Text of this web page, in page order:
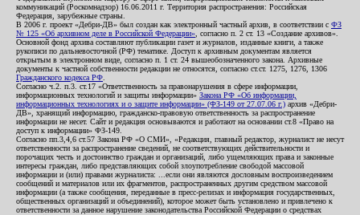
коммуникаций (Роскомнадзор) 16.06.2011 г. Территория распространения: Российская
Федерация, зарубежные страны.
В 2006 г. проект «Дебри-ДВ» был создан как электронный частный архив, в соответствии с ФЗ
№ 125 «Об архивном деле в Российской Федерации» , согласно п. 2 ст. 13 «Создание архивов».
Основной фонд архива составляют публикации газет и журналов, изданные книги, а также
рукописи по дальневосточной (РФ) тематике. Доступ к архивным документам является
открытым в электронном виде, согласно п. 1 ст. 24 вышеобозначенного закона. Архивные
документы к частной собственности редакции не относятся, согласно ст.ст. 1275, 1276, 1306
Гражданского кодекса РФ
Согласно ч.2. п.3. ст.17 «Ответственность за правонарушения в сфере информации,
информационных технологий и защиты информации» Закона РФ «Об информации,
информационных технологиях и о защите информации» (ФЗ-149 от 27.07.06 г.) архив «Дебри-
ДВ», хранящий информацию, гражданско-правовую ответственность за распространение
информации не несет. Сайт и редакция основываются и работают на основании ст.8 «Право на
доступ к информации» ФЗ-149.
Согласно пп.3,4,6 ст.57 Закона РФ «О СМИ», «Редакция, главный редактор, журналист не несут
ответственности за распространение сведений, не соответствующих действительности и
порочащих честь и достоинство граждан и организаций, либо ущемляющих права и законные
интересы граждан, либо представляющих собой злоупотребление свободой массовой
информации и (или) правами журналиста: ...если они являются дословным воспроизведением
сообщений и материалов или их фрагментов, распространенных другим средством массовой
информации (а также сообщения, переданные в пресс-релизах и информация государственных,
общественных организаций и объединений), которое может быть установлено и привлечено к
ответственности за данное нарушение законодательства Российской Федерации о средствах